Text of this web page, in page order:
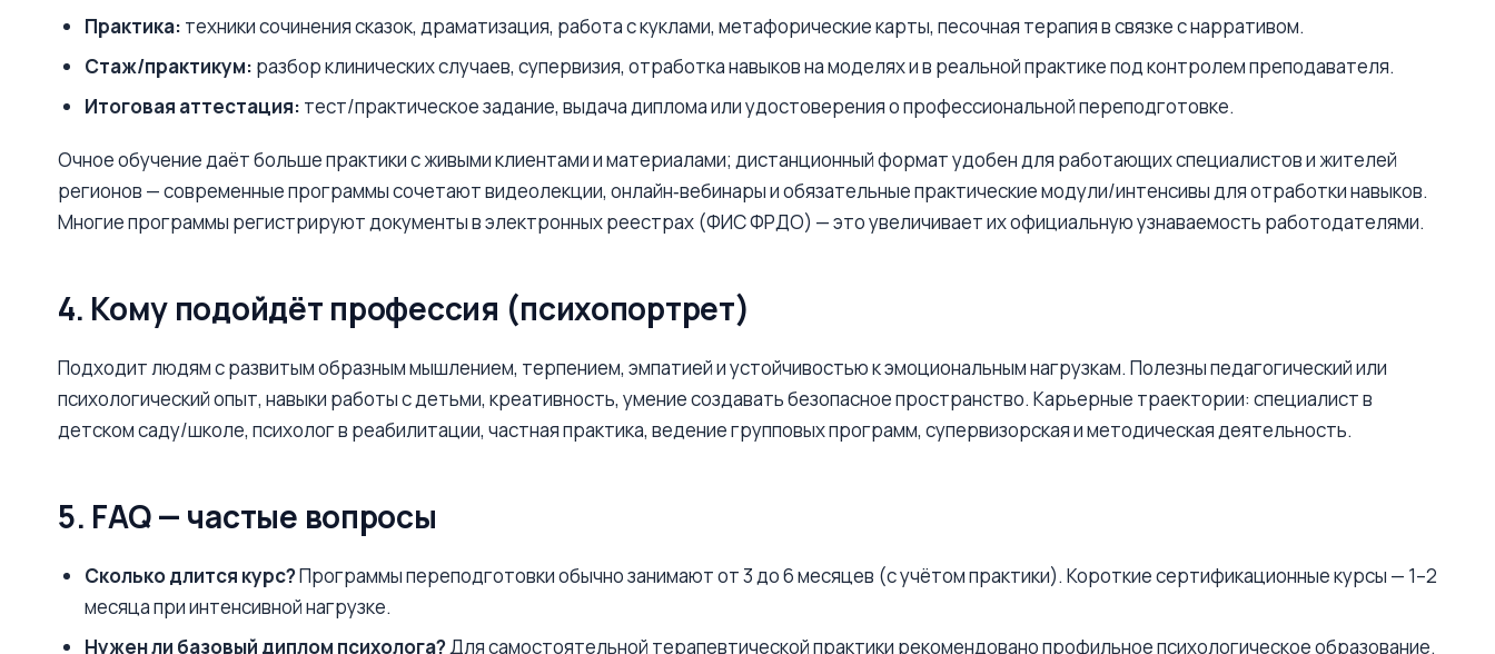
Практика: техники сочинения сказок, драматизация, работа с куклами, метафорические карты, песочная терапия в связке с нарративом.
Стаж/практикум: разбор клинических случаев, супервизия, отработка навыков на моделях и в реальной практике под контролем преподавателя.
Итоговая аттестация: тест/практическое задание, выдача диплома или удостоверения о профессиональной переподготовке.
Очное обучение даёт больше практики с живыми клиентами и материалами; дистанционный формат удобен для работающих специалистов и жителей
регионов — современные программы сочетают видеолекции, онлайн‑вебинары и обязательные практические модули/интенсивы для отработки навыков.
Многие программы регистрируют документы в электронных реестрах (ФИС ФРДО) — это увеличивает их официальную узнаваемость работодателями.
4. Кому подойдёт профессия (психопортрет)
Подходит людям с развитым образным мышлением, терпением, эмпатией и устойчивостью к эмоциональным нагрузкам. Полезны педагогический или
психологический опыт, навыки работы с детьми, креативность, умение создавать безопасное пространство. Карьерные траектории: специалист в
детском саду/школе, психолог в реабилитации, частная практика, ведение групповых программ, супервизорская и методическая деятельность.
5. FAQ — частые вопросы
Сколько длится курс?Программы переподготовки обычно занимают от 3 до 6 месяцев (с учётом практики). Короткие сертификационные курсы — 1–2
месяца при интенсивной нагрузке.
Нужен ли базовый диплом психолога?Для самостоятельной терапевтической практики рекомендовано профильное психологическое образование.